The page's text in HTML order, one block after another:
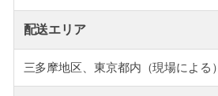
配送エリア
三多摩地区、東京都内（現場による）